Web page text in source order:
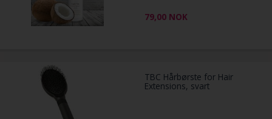
79,00 NOK
TBC Hårbørste for Hair
Extensions, svart